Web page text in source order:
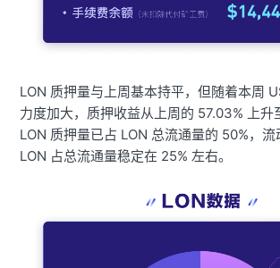
LON 质押量与上周基本持平，但随着本周
力度加大，质押收益从上周的 57.03% 上升
LON 质押量已占 LON 总流通量的 50%，
LON 占总流通量稳定在 25% 左右。